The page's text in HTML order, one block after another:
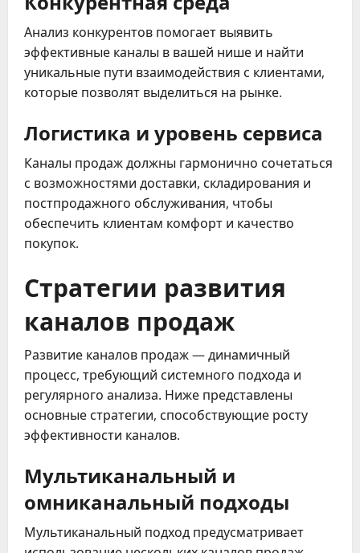
Анализ конкурентов помогает выявить
эффективные каналы в вашей нише и найти
уникальные пути взаимодействия с клиентами,
которые позволят выделиться на рынке.
Логистика и уровень сервиса
Каналы продаж должны гармонично сочетаться
с возможностями доставки, складирования и
постпродажного обслуживания, чтобы
обеспечить клиентам комфорт и качество
покупок.
Стратегии развития
каналов продаж
Развитие каналов продаж — динамичный
процесс, требующий системного подхода и
регулярного анализа. Ниже представлены
основные стратегии, способствующие росту
эффективности каналов.
Мультиканальный и
омниканальный подходы
Мультиканальный подход предусматривает